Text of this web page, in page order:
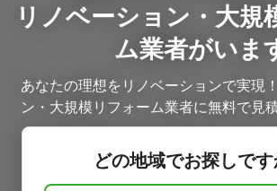
リノベーション・大規
ム業者がいま
あなたの理想をリノベーションで実現
ン・大規模リフォーム業者に無料で見
どの地域でお探しです